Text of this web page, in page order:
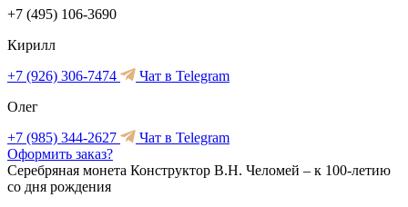
+7 (495) 106-3690
Кирилл
+7 (926) 306-7474
Чат в Telegram
Олег
+7 (985) 344-2627
Чат в Telegram
Оформить заказ?
Серебряная монета Конструктор В.Н. Челомей – к 100-летию
со дня рождения